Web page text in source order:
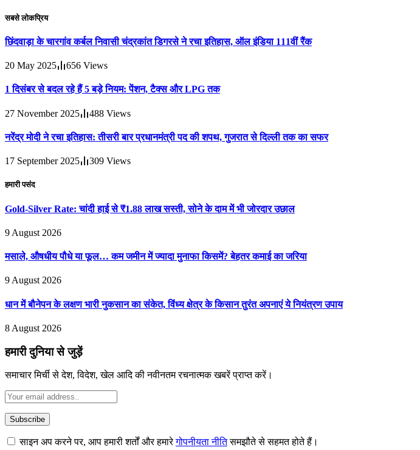
सबसे लोकप्रिय
छिंदवाड़ा के चारगांव कर्बल निवासी चंद्रकांत डिगरसे ने रचा इतिहास, ऑल इंडिया 111वीं रैंक
20 May 2025 656 Views
1 दिसंबर से बदल रहे हैं 5 बड़े नियम: पेंशन, टैक्स और LPG तक
27 November 2025 488 Views
नरेंद्र मोदी ने रचा इतिहास: तीसरी बार प्रधानमंत्री पद की शपथ, गुजरात से दिल्ली तक का सफर
17 September 2025 309 Views
हमारी पसंद
Gold-Silver Rate: चांदी हाई से ₹1.88 लाख सस्ती, सोने के दाम में भी जोरदार उछाल
9 August 2026
मसाले, औषधीय पौधे या फूल… कम जमीन में ज्यादा मुनाफा किसमें? बेहतर कमाई का जरिया
9 August 2026
धान में बौनेपन के लक्षण भारी नुकसान का संकेत, विंध्य क्षेत्र के किसान तुरंत अपनाएं ये नियंत्रण उपाय
8 August 2026
हमारी दुनिया से जुड़ें
समाचार मिर्ची से देश, विदेश, खेल आदि की नवीनतम रचनात्मक खबरें प्राप्त करें।
साइन अप करने पर, आप हमारी शर्तों और हमारेगोपनीयता नीतिसमझौते से सहमत होते हैं।